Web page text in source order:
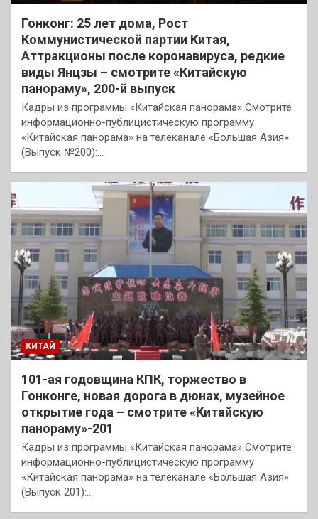
Гонконг: 25 лет дома, Рост
Коммунистической партии Китая,
Аттракционы после коронавируса, редкие
виды Янцзы – смотрите «Китайскую
панораму», 200-й выпуск
Кадры из программы «Китайская панорама» Смотрите
информационно-публицистическую программу
«Китайская панорама» на телеканале «Большая Азия»
(Выпуск №200):…
КИТАЙ
101-ая годовщина КПК, торжество в
Гонконге, новая дорога в дюнах, музейное
открытие года – смотрите «Китайскую
панораму»-201
Кадры из программы «Китайская панорама» Смотрите
информационно-публицистическую программу
«Китайская панорама» на телеканале «Большая Азия»
(Выпуск 201):…